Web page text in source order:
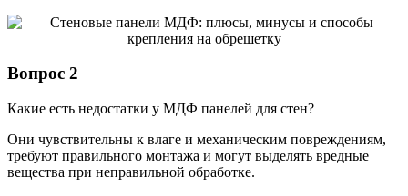
Вопрос 2
Какие есть недостатки у МДФ панелей для стен?
Они чувствительны к влаге и механическим повреждениям,
требуют правильного монтажа и могут выделять вредные
вещества при неправильной обработке.